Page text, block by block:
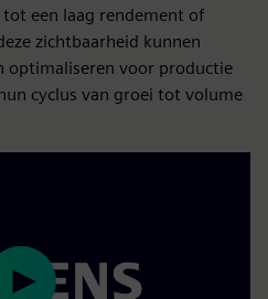
een laag rendement of
zichtbaarheid kunnen
optimaliseren voor productie
cyclus van groei tot volume